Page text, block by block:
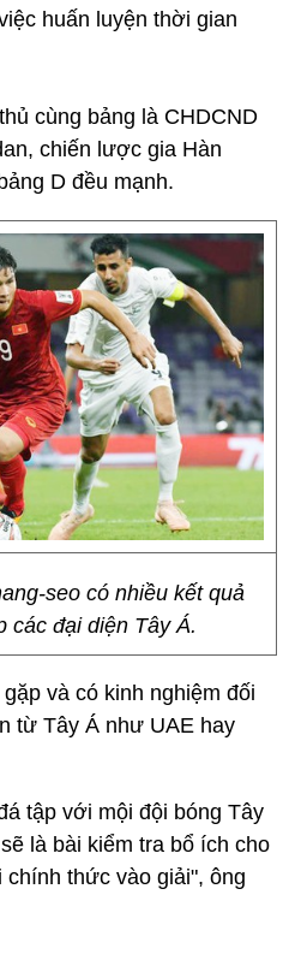
huấn luyện thời gian
cùng bảng là CHDCND
chiến lược gia Hàn
D đều mạnh.
seo có nhiều kết quả
các đại diện Tây Á.
và có kinh nghiệm đối
từ Tây Á như UAE hay
tập với mội đội bóng Tây
là bài kiểm tra bổ ích cho
thức vào giải", ông